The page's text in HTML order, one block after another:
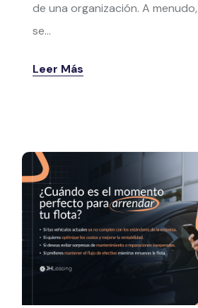
de una organización. A
se...
Leer Más